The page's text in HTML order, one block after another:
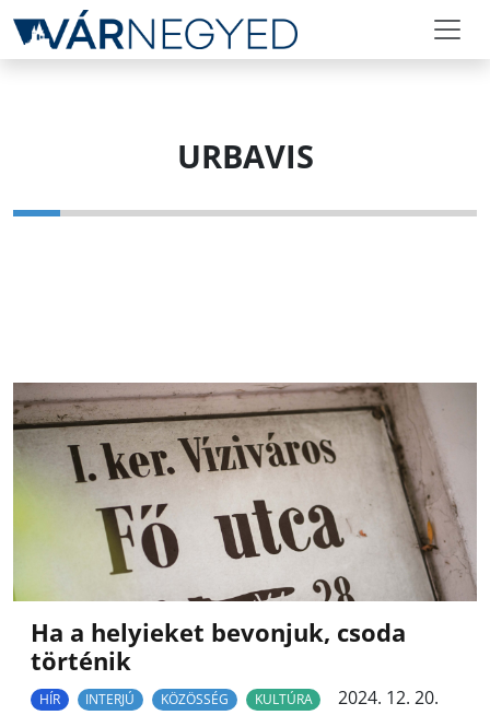
URBAVIS
Ha a helyieket bevonjuk, csoda
történik
HÍR INTERJÚ KÖZÖSSÉG KULTÚRA
2024. 12. 20.